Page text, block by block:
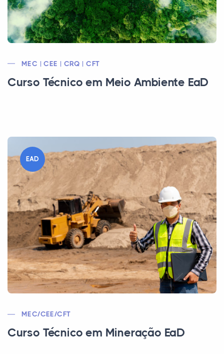
MEC | CEE | CRQ | CFT
Curso Técnico em Meio Ambiente EaD
EAD
MEC/CEE/CFT
Curso Técnico em Mineração EaD